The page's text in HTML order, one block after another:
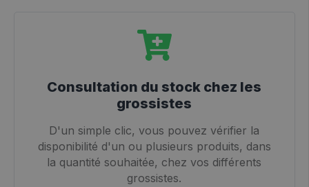
Consultation du stock chez les
grossistes
D'un simple clic, vous pouvez vérifier la
disponibilité d'un ou plusieurs produits, dans
la quantité souhaitée, chez vos différents
grossistes.